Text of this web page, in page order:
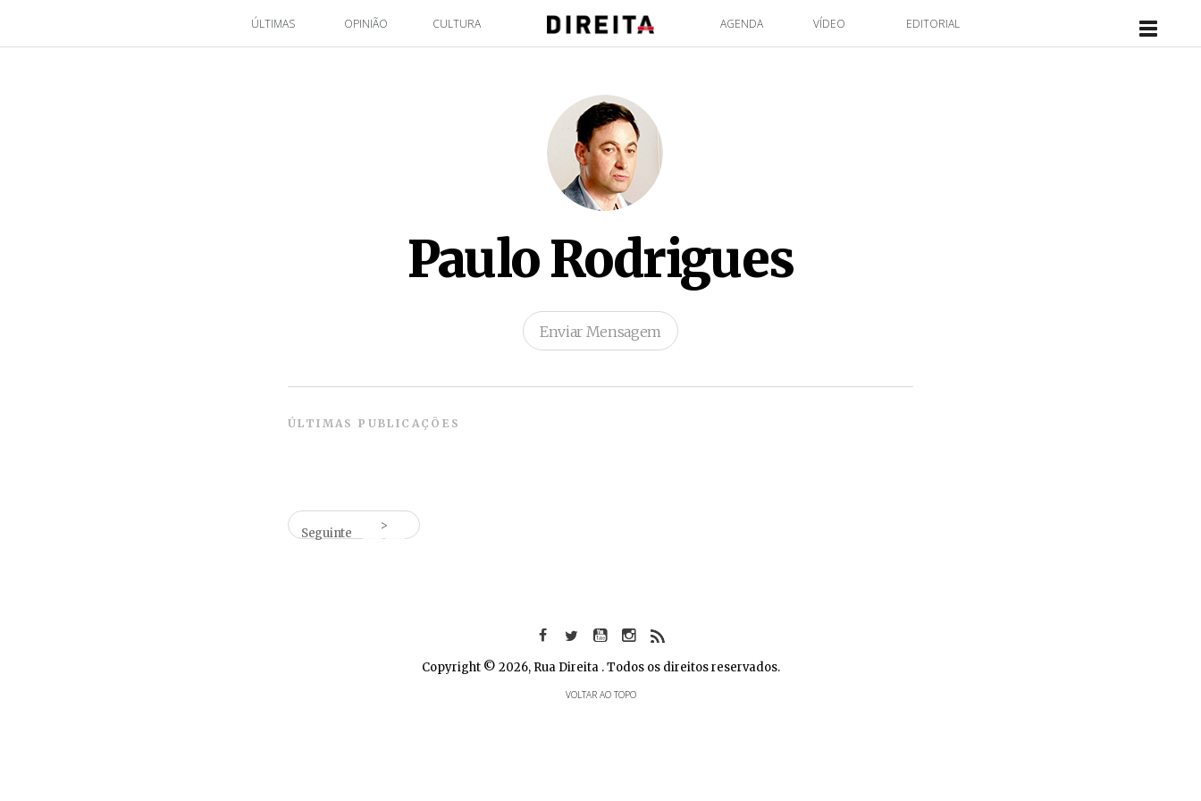
ÚLTIMAS OPINIÃO CULTURA AGENDA VÍDEO EDITORIAL
Paulo Rodrigues
Enviar Mensagem
ÚLTIMAS PUBLICAÇÕES
Seguinte
Copyright © 2026, Rua Direita . Todos os direitos reservados.
VOLTAR AO TOPO